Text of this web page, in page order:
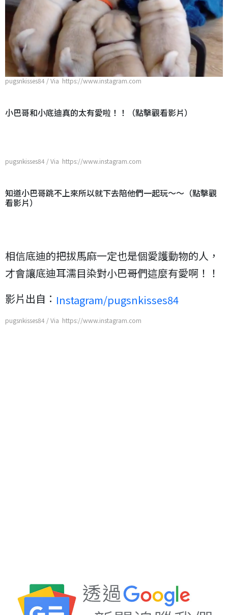
pugsnkisses84 / Via https://www.instagram.com
小巴哥和小底迪真的太有愛啦！！（點擊觀看影片）
pugsnkisses84 / Via https://www.instagram.com
知道小巴哥跳不上來所以就下去陪他們一起玩～～（點擊觀
看影片）
相信底迪的把拔馬麻一定也是個愛護動物的人，
才會讓底迪耳濡目染對小巴哥們這麼有愛啊！！
影片出自： Instagram/pugsnkisses84
pugsnkisses84 / Via https://www.instagram.com